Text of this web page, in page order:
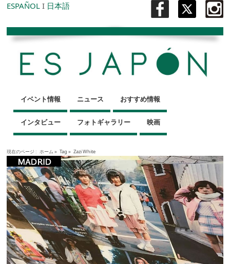
ESPAÑOL I 日本語
イベント情報 ニュース おすすめ情報
インタビュー フォトギャラリー 映画
現在のページ : ホーム » Tag » Zazi White